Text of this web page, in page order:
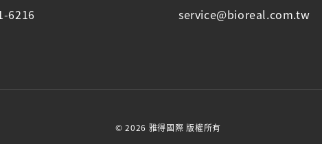
6216 service@bioreal.com.tw
© 2026 雅得國際 版權所有